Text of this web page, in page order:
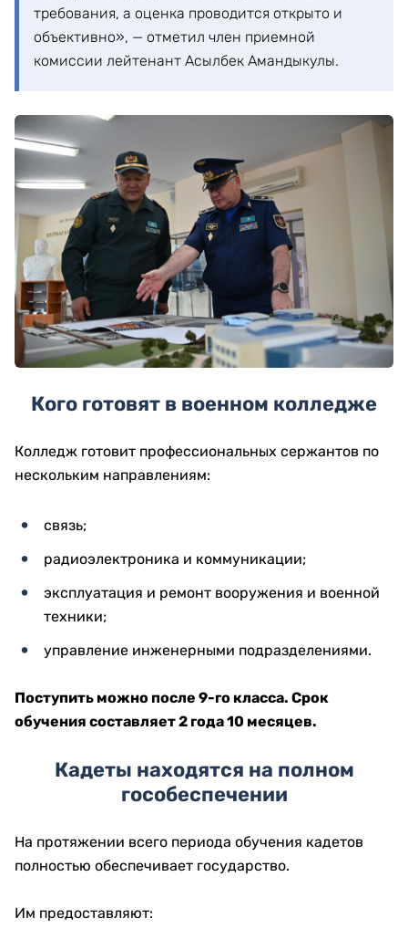
требования, а оценка проводится открыто и
объективно», — отметил член приемной
комиссии лейтенант Асылбек Амандыкулы.
Кого готовят в военном колледже
Колледж готовит профессиональных сержантов по
нескольким направлениям:
связь;
радиоэлектроника и коммуникации;
эксплуатация и ремонт вооружения и военной
техники;
управление инженерными подразделениями.
Поступить можно после 9-го класса. Срок
обучения составляет 2 года 10 месяцев.
Кадеты находятся на полном
гособеспечении
На протяжении всего периода обучения кадетов
полностью обеспечивает государство.
Им предоставляют: